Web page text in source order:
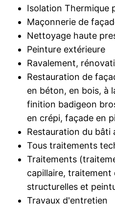
Isolation Thermique
Maçonnerie de
Nettoyage haute
Peinture extérieure
Ravalement,
Restauration de
en béton, en bois, à
finition badigeon
en crépi, façade en
Restauration du bâti
Tous traitements
Traitements
capillaire, traitement
structurelles et
Travaux d'entretien